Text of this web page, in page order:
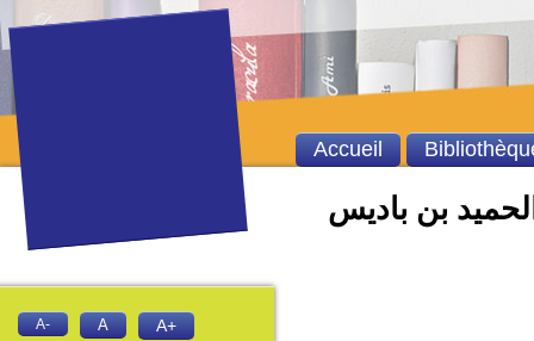
بن باديس
Accueil
A- A A+